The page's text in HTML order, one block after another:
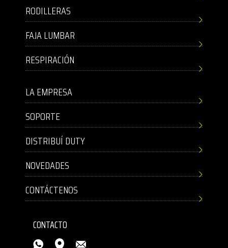
RODILLERAS
FAJA LUMBAR
RESPIRACIÓN
LA EMPRESA
SOPORTE
DISTRIBUÍ DUTY
NOVEDADES
CONTÁCTENOS
CONTACTO